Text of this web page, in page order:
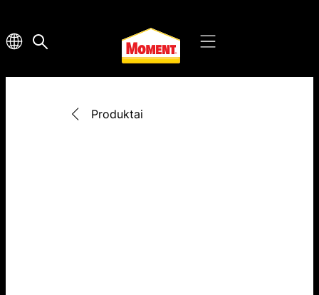
Produktai